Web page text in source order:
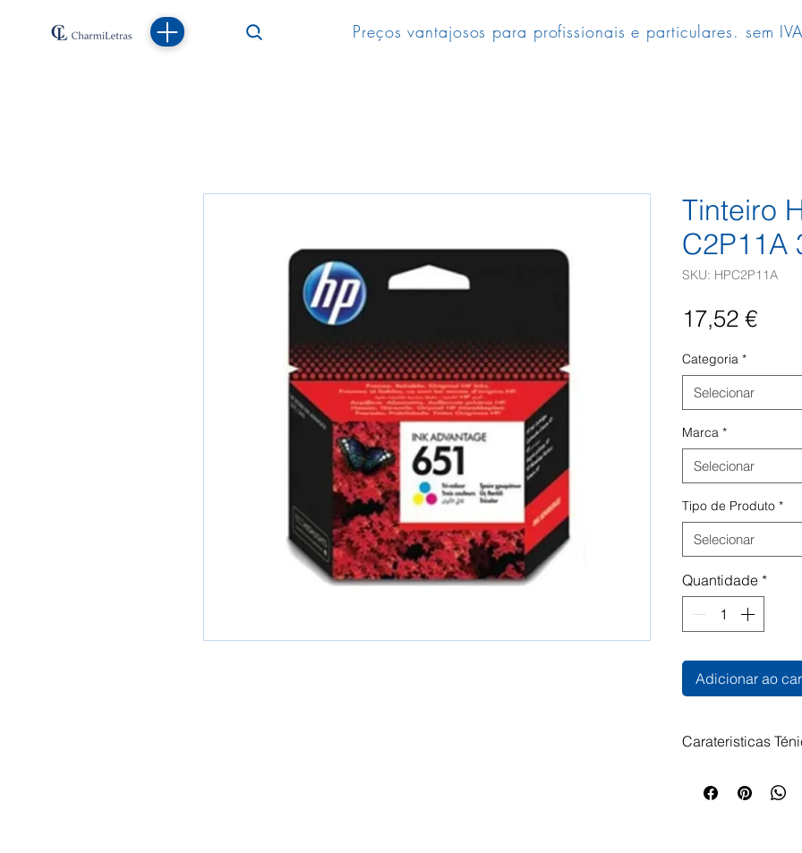
Preços vantajosos para profissionais e particulares. sem
Tinteiro
C2P11A
SKU: HPC2P11A
17,52 €Preço
Categoria *
Selecionar
Marca *
Selecionar
Tipo de Produto *
Selecionar
Quantidade *
Adicionar ao
Carateristicas
Impressoras